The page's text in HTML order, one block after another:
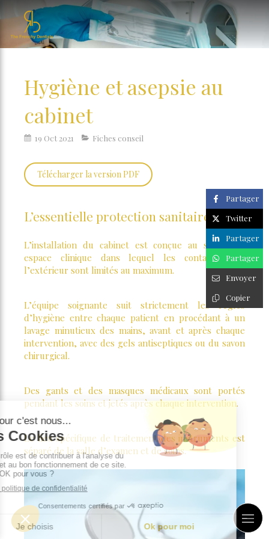
Hygiène et asepsie au
cabinet
19 Oct 2021 Fiches conseil
Télécharger la version PDF
L’essentielle protection sanitaire
L’installation du cabinet est conçue au sein d’un
espace clinique dans lequel les contacts avec
l’extérieur sont limités au maximum.
L’équipe soignante suit strictement les règles
d’hygiène entre chaque patient en procédant à un
lavage minutieux des mains, avant et après chaque
intervention, avec des gels antiseptiques ou du savon
chirurgical.
Des gants et des masques médicaux sont portés
pendant les soins et jetés après chaque intervention.
Le lieu spécifique de traitement des instruments est
séparé de la salle d’examen et de soins.
Partager
Twitter
Partager
Partager
Envoyer
Copier